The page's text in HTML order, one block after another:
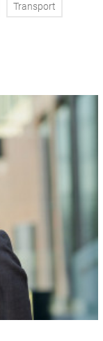
Transport